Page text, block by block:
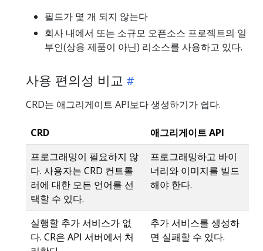
필드가 몇 개 되지 않는다
회사 내에서 또는 소규모 오픈소스 프로젝트의 일
부인(상용 제품이 아닌) 리소스를 사용하고 있다.
사용 편의성 비교
CRD는 애그리게이트 API보다 생성하기가 쉽다.
CRD
애그리게이트 API
프로그래밍이 필요하지 않
다. 사용자는 CRD 컨트롤
러에 대한 모든 언어를 선
택할 수 있다.
프로그래밍하고 바이
너리와 이미지를 빌드
해야 한다.
실행할 추가 서비스가 없
다. CR은 API 서버에서 처
추가 서비스를 생성하
면 실패할 수 있다.